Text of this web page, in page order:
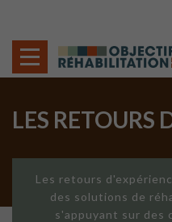
LES RETOURS
Les retours
des solutions de
s'appuyant sur des